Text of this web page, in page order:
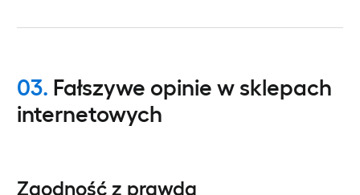
03. Fałszywe opinie w sklepach
internetowych
Zgodność z prawdą